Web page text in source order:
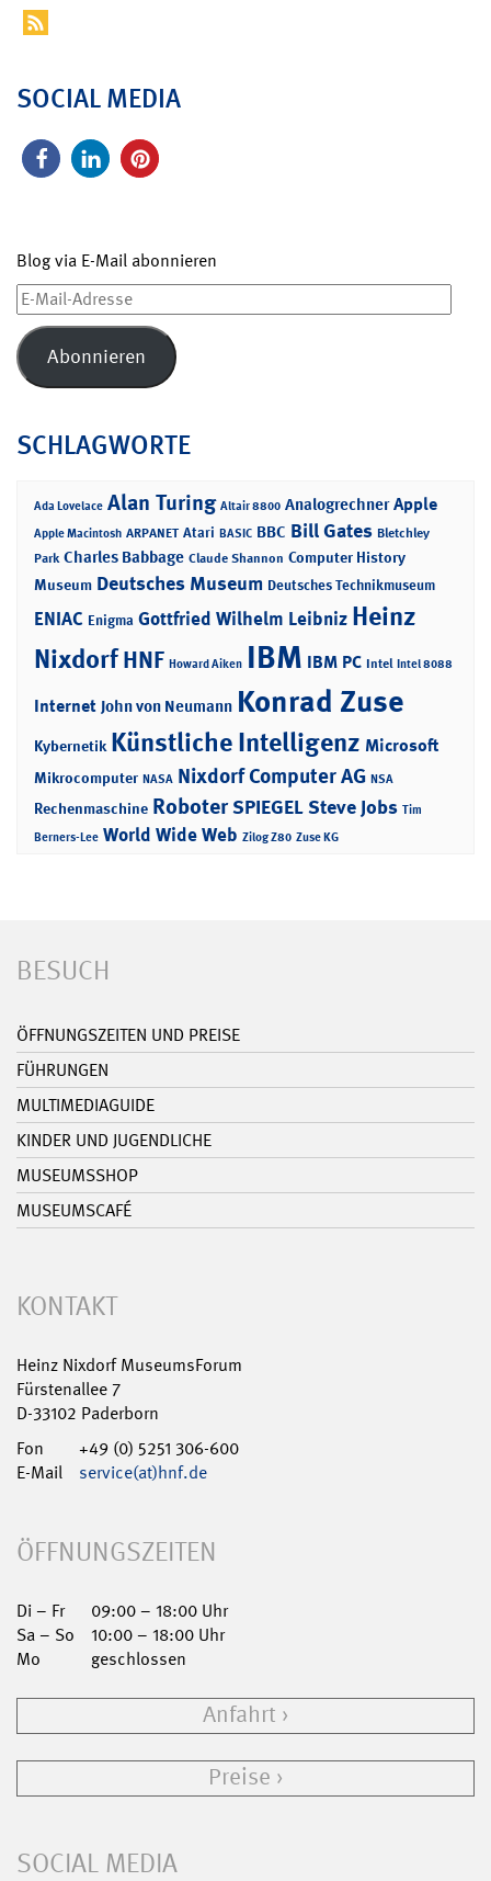
SOCIAL MEDIA
Blog via E-Mail abonnieren
E-
Mail-
Adresse
Abonnieren
SCHLAGWORTE
Ada Lovelace Alan Turing Altair 8800 Analogrechner Apple
Apple Macintosh ARPANET Atari BASIC BBC Bill Gates Bletchley
Park Charles Babbage Claude Shannon Computer History
Museum Deutsches Museum Deutsches Technikmuseum
ENIAC Enigma Gottfried Wilhelm Leibniz Heinz
NixdorfHNF Howard Aiken IBM IBM PC Intel Intel 8088
Internet John von Neumann Konrad Zuse
Kybernetik Künstliche Intelligenz Microsoft
Mikrocomputer NASA Nixdorf Computer AG NSA
Rechenmaschine RoboterSPIEGELSteve Jobs Tim
Berners-Lee World Wide Web Zilog Z80 Zuse KG
BESUCH
ÖFFNUNGSZEITEN UND PREISE
FÜHRUNGEN
MULTIMEDIAGUIDE
KINDER UND JUGENDLICHE
MUSEUMSSHOP
MUSEUMSCAFÉ
KONTAKT
Heinz Nixdorf MuseumsForum
Fürstenallee 7
D-33102 Paderborn
Fon
+49 (0) 5251 306-600
E-Mail
service(at)hnf.de
ÖFFNUNGSZEITEN
Di – Fr
09:00 – 18:00 Uhr
Sa – So
10:00 – 18:00 Uhr
Mo
geschlossen
Anfahrt
Preise
SOCIAL MEDIA